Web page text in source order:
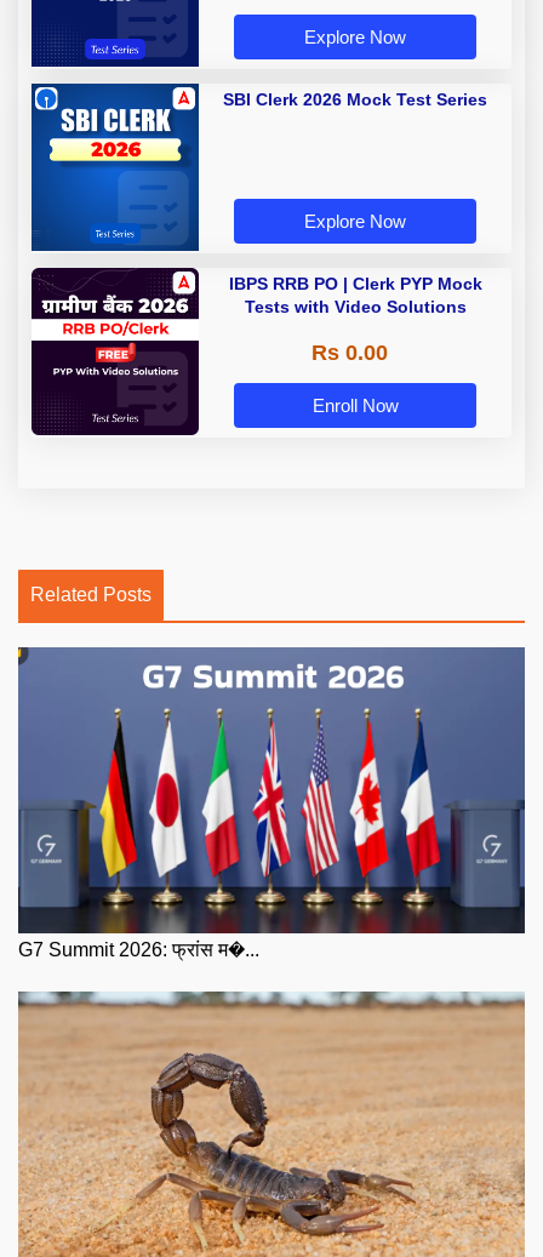
Explore Now
SBI Clerk 2026 Mock Test Series
Explore Now
IBPS RRB PO | Clerk PYP Mock
Tests with Video Solutions
Rs 0.00
Enroll Now
Related Posts
G7 Summit 2026: फ्रांस म�...